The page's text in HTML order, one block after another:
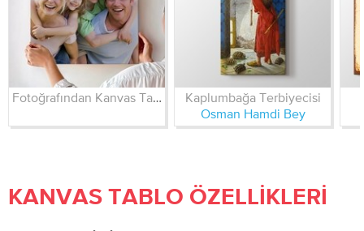
Fotoğrafından Kanvas Tablo
Kaplumbağa Terbiyecisi
Osman Hamdi Bey
KANVAS TABLO ÖZELLIKLERI